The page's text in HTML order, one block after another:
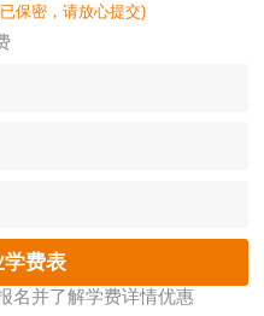
保密，请放心提交)
名并了解学费详情优惠